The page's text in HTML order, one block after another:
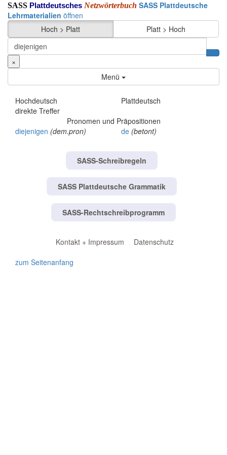
SASS Plattdeutsches Netzwörterbuch SASS Plattdeutsche
Lehrmaterialien öffnen
Hoch > Platt
Platt > Hoch
×
Menü
Hochdeutsch
Plattdeutsch
direkte Treffer
Pronomen und Präpositionen
diejenigen (dem.pron) de (betont)
SASS-Schreibregeln
SASS Plattdeutsche Grammatik
SASS-Rechtschreibprogramm
Kontakt + Impressum
Datenschutz
zum Seitenanfang